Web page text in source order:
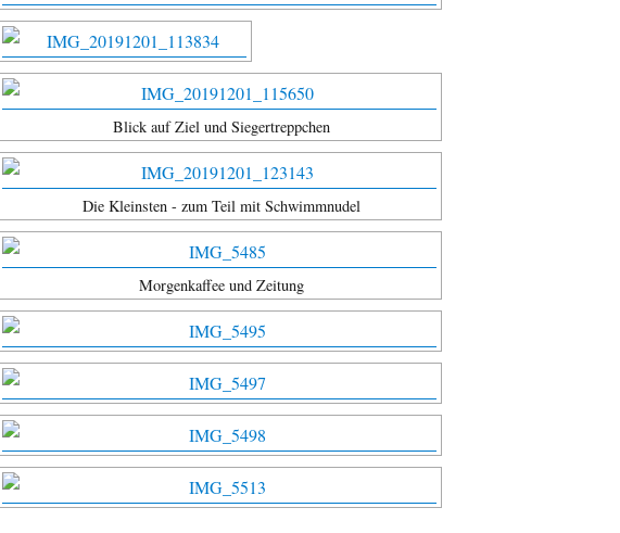
Blick auf Ziel und Siegertreppchen
Die Kleinsten - zum Teil mit Schwimmnudel
Morgenkaffee und Zeitung